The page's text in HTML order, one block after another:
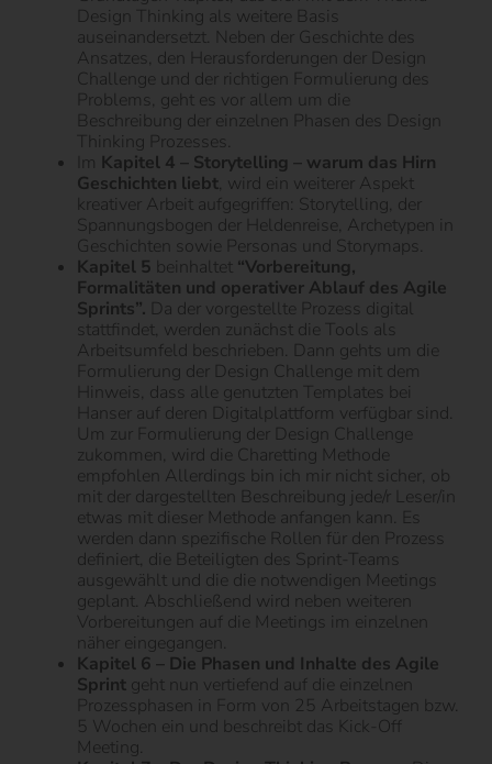
Design Thinking als weitere Basis
auseinandersetzt. Neben der Geschichte des
Ansatzes, den Herausforderungen der Design
Challenge und der richtigen Formulierung des
Problems, geht es vor allem um die
Beschreibung der einzelnen Phasen des Design
Thinking Prozesses.
Im Kapitel 4 – Storytelling – warum das Hirn
Geschichten liebt, wird ein weiterer Aspekt
kreativer Arbeit aufgegriffen: Storytelling, der
Spannungsbogen der Heldenreise, Archetypen in
Geschichten sowie Personas und Storymaps.
Kapitel 5 beinhaltet “Vorbereitung,
Formalitäten und operativer Ablauf des Agile
Sprints”. Da der vorgestellte Prozess digital
stattfindet, werden zunächst die Tools als
Arbeitsumfeld beschrieben. Dann gehts um die
Formulierung der Design Challenge mit dem
Hinweis, dass alle genutzten Templates bei
Hanser auf deren Digitalplattform verfügbar sind.
Um zur Formulierung der Design Challenge
zukommen, wird die Charetting Methode
empfohlen Allerdings bin ich mir nicht sicher, ob
mit der dargestellten Beschreibung jede/r Leser/in
etwas mit dieser Methode anfangen kann. Es
werden dann spezifische Rollen für den Prozess
definiert, die Beteiligten des Sprint-Teams
ausgewählt und die die notwendigen Meetings
geplant. Abschließend wird neben weiteren
Vorbereitungen auf die Meetings im einzelnen
näher eingegangen.
Kapitel 6 – Die Phasen und Inhalte des Agile
Sprint geht nun vertiefend auf die einzelnen
Prozessphasen in Form von 25 Arbeitstagen bzw.
5 Wochen ein und beschreibt das Kick-Off
Meeting.